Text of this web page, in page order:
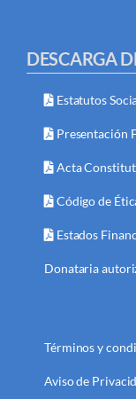
DESCARGA
Estatutos
Presentación
Acta
Código de
Estados
Donataria
Términos y
Aviso de